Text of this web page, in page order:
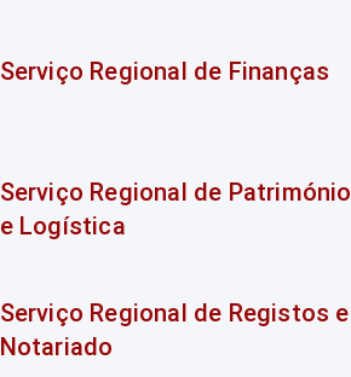
Serviço Regional de Finanças
Serviço Regional de Património
e Logística
Serviço Regional de Registos e
Notariado